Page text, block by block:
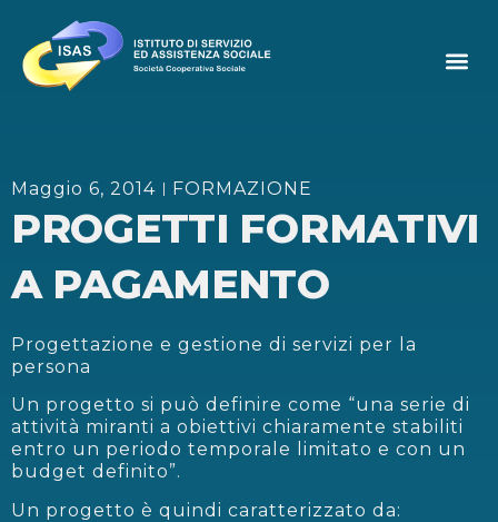
Maggio 6, 2014 FORMAZIONE
PROGETTI FORMATIVI
A PAGAMENTO
Progettazione e gestione di servizi per la
persona
Un progetto si può definire come “una serie di
attività miranti a obiettivi chiaramente stabiliti
entro un periodo temporale limitato e con un
budget definito”.
Un progetto è quindi caratterizzato da: